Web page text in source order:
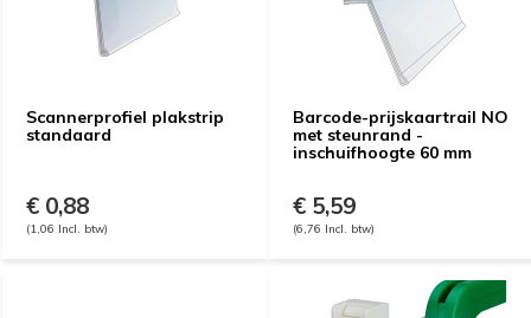
Scannerprofiel plakstrip
standaard
€ 0,88
(1,06 Incl. btw)
Barcode-prijskaartrail NO
met steunrand -
inschuifhoogte 60 mm
€ 5,59
(6,76 Incl. btw)